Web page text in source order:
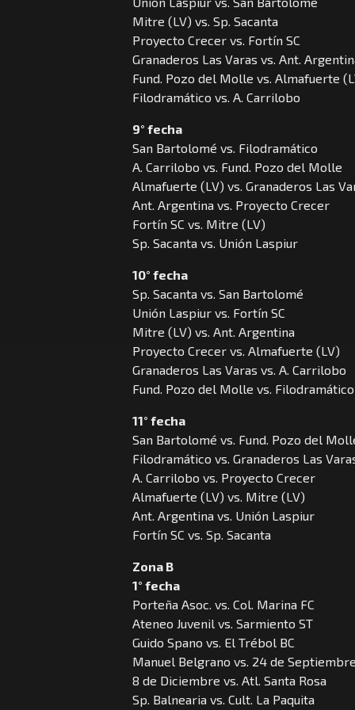
Mitre (LV) vs. Sp. Sacanta
Proyecto Crecer vs. Fortín SC
Granaderos Las Varas vs. Ant.
Fund. Pozo del Molle vs. Almafuerte
Filodramático vs. A. Carrilobo
9° fecha
San Bartolomé vs. Filodramático
A. Carrilobo vs. Fund. Pozo del Molle
Almafuerte (LV) vs. Granaderos Las
Ant. Argentina vs. Proyecto Crecer
Fortín SC vs. Mitre (LV)
Sp. Sacanta vs. Unión Laspiur
10° fecha
Sp. Sacanta vs. San Bartolomé
Unión Laspiur vs. Fortín SC
Mitre (LV) vs. Ant. Argentina
Proyecto Crecer vs. Almafuerte (LV)
Granaderos Las Varas vs. A. Carrilobo
Fund. Pozo del Molle vs. Filodramático
11° fecha
San Bartolomé vs. Fund. Pozo del
Filodramático vs. Granaderos Las
A. Carrilobo vs. Proyecto Crecer
Almafuerte (LV) vs. Mitre (LV)
Ant. Argentina vs. Unión Laspiur
Fortín SC vs. Sp. Sacanta
Zona B
1° fecha
Porteña Asoc. vs. Col. Marina FC
Ateneo Juvenil vs. Sarmiento ST
Guido Spano vs. El Trébol BC
Manuel Belgrano vs. 24 de Septiembre
8 de Diciembre vs. Atl. Santa Rosa
Sp. Balnearia vs. Cult. La Paquita